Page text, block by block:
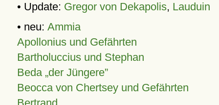
• Update: Gregor von Dekapolis, Lauduin
• neu: Ammia
Apollonius und Gefährten
Bartholuccius und Stephan
Beda „der Jüngere”
Beocca von Chertsey und Gefährten